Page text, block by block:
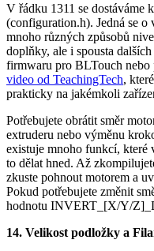
V řádku 1311 se dostáváme
(configuration.h). Jedná se o
mnoho různých způsobů
doplňky, ale i spousta
firmwaru pro BLTouch nebo
video od TeachingTech,
prakticky na jakémkoli
Potřebujete obrátit směr
extruderu nebo výměnu
existuje mnoho funkcí, které
to dělat hned. Až
zkuste pohnout motorem a
Pokud potřebujete změnit
hodnotu INVERT_[X/Y/
14. Velikost podložky a